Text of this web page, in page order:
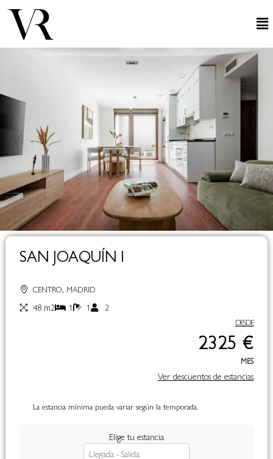
SAN JOAQUÍN I
CENTRO, MADRID
48 m2 1 1 2
DESDE
2325 €
MES
Ver descuentos de estancias
La estancia mínima pueda variar según la temporada.
Elige tu estancia